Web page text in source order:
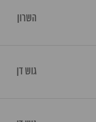
השרון
גוש דן